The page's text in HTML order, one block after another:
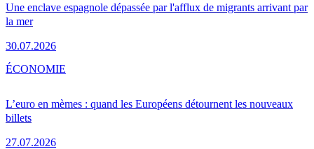
Une enclave espagnole dépassée par l'afflux de migrants arrivant par
la mer
30.07.2026
L’euro en mèmes : quand les Européens détournent les nouveaux
billets
27.07.2026
ÉCONOMIE